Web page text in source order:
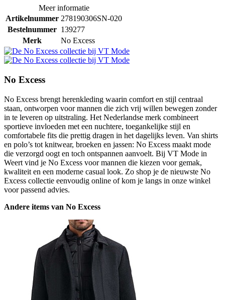
Meer informatie
Artikelnummer 278190306SN-020
Bestelnummer 139277
Merk
No Excess
No Excess
No Excess brengt herenkleding waarin comfort en stijl centraal
staan, ontworpen voor mannen die zich vrij willen bewegen zonder
in te leveren op uitstraling. Het Nederlandse merk combineert
sportieve invloeden met een nuchtere, toegankelijke stijl en
comfortabele fits die prettig dragen in het dagelijks leven. Van shirts
en polo’s tot knitwear, broeken en jassen: No Excess maakt mode
die verzorgd oogt en toch ontspannen aanvoelt. Bij VT Mode in
Weert vind je No Excess voor mannen die kiezen voor gemak,
kwaliteit en een moderne casual look. Zo shop je de nieuwste No
Excess collectie eenvoudig online of kom je langs in onze winkel
voor passend advies.
Andere items van No Excess